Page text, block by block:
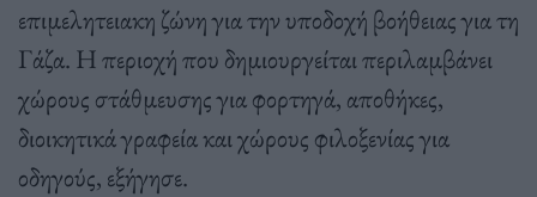
επιμελητειακη ζώνη για την υποδοχή βοήθειας για τη
Γάζα. Η περιοχή που δημιουργείται περιλαμβάνει
χώρους στάθμευσης για φορτηγά, αποθήκες,
διοικητικά γραφεία και χώρους φιλοξενίας για
οδηγούς, εξήγησε.